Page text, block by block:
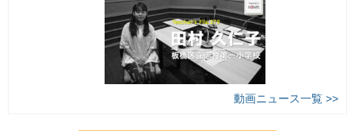
動画ニュース一覧 >>